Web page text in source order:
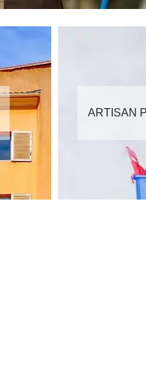
ARTISAN